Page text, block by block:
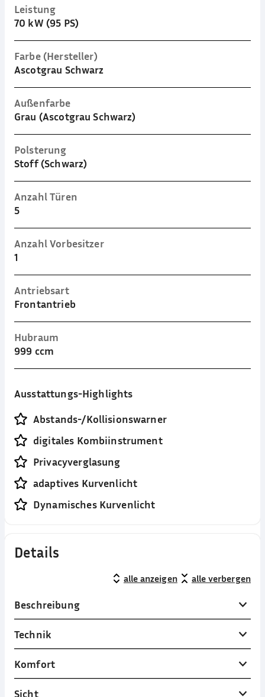
Leistung
70 kW (95 PS)
Farbe (Hersteller)
Ascotgrau Schwarz
Außenfarbe
Grau (Ascotgrau Schwarz)
Polsterung
Stoff (Schwarz)
Anzahl Türen
5
Anzahl Vorbesitzer
1
Antriebsart
Frontantrieb
Hubraum
999 ccm
Ausstattungs-Highlights
Abstands-/Kollisionswarner
digitales Kombiinstrument
Privacyverglasung
adaptives Kurvenlicht
Dynamisches Kurvenlicht
Details
alle anzeigen alle verbergen
Beschreibung
Technik
Komfort
Sicht